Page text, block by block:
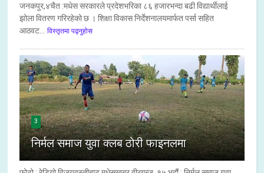
जनकपुर,४चैत :मधेस सरकारले प्रदेशभरिका ८६ हजारभन्दा बढी विद्यार्थीलाई
झोला वितरण गरिरहेको छ । शिक्षा विकास निर्देशनालयमार्फत पर्सा सहित
आठवट...
विस्तृतमा पढ्नुहोस
3
निर्मल समाज युवा क्लब ठोरी फाइनलमा